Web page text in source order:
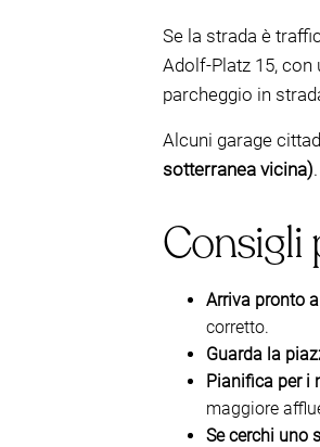
Se la strada è
Adolf-Platz 15,
parcheggio in
Alcuni garage
sotterranea vicina)
Consigli
Arriva pronto
corretto.
Guarda la
Pianifica per i
maggiore
Se cerchi uno